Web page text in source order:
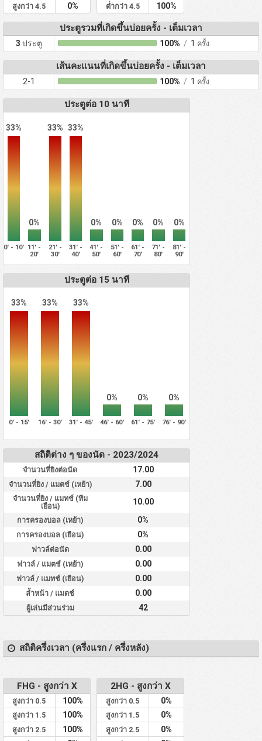
สูงกว่า 4.5 0% ต่ำกว่า 4.5 100%
ประตูรวมที่เกิดขึ้นบ่อยครั้ง - เต็มเวลา
3 ประตู 100% / 1 ครั้ง
เส้นคะแนนที่เกิดขึ้นบ่อยครั้ง - เต็มเวลา
2-1 100% / 1 ครั้ง
ประตูต่อ 10 นาที
33%
0%
33% 33%
0% 0% 0% 0% 0%
0' - 10' 11' -
20'
21' -
30'
31' -
40'
41' -
50'
51' -
60'
61' -
70'
71' -
80'
81' -
90'
ประตูต่อ 15 นาที
33% 33% 33%
0% 0% 0%
0' - 15' 16' - 30' 31' - 45' 46' - 60' 61' - 75' 76' - 90'
สถิติต่าง ๆ ของนัด - 2023/2024
จำนวนที่ยิงต่อนัด 17.00
จำนวนที่ยิง / แมตช์ (เหย้า) 7.00
จำนวนที่ยิง / แมทช์ (ทีม
เยือน)
10.00
การครองบอล (เหย้า) 0%
การครองบอล (เยือน) 0%
ฟาวล์ต่อนัด 0.00
ฟาวล์ / แมตช์ (เหย้า) 0.00
ฟาวล์ / แมทช์ (เยือน) 0.00
ล้ำหน้า / แมตช์ 0.00
ผู้เล่นมีส่วนร่วม 42
สถิติครึ่งเวลา (ครึ่งแรก / ครึ่งหลัง)
FHG - สูงกว่า X
สูงกว่า 0.5 100%
สูงกว่า 1.5 100%
สูงกว่า 2.5 100%
2HG - สูงกว่า X
สูงกว่า 0.5 0%
สูงกว่า 1.5 0%
สูงกว่า 2.5 0%